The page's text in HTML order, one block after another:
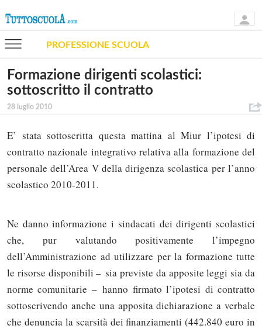
PROFESSIONE SCUOLA
Formazione dirigenti scolastici:
sottoscritto il contratto
28 luglio 2010
E’ stata sottoscritta questa mattina al Miur l’ipotesi di
contratto nazionale integrativo relativa alla formazione del
personale dell’Area V della dirigenza scolastica per l’anno
scolastico 2010-2011.
Ne danno informazione i sindacati dei dirigenti scolastici
che, pur valutando positivamente l’impegno
dell’Amministrazione ad utilizzare per la formazione tutte
le risorse disponibili – sia previste da apposite leggi sia da
norme comunitarie – hanno firmato l’ipotesi di contratto
sottoscrivendo anche una apposita dichiarazione a verbale
che denuncia la scarsità dei finanziamenti (442.840 euro in